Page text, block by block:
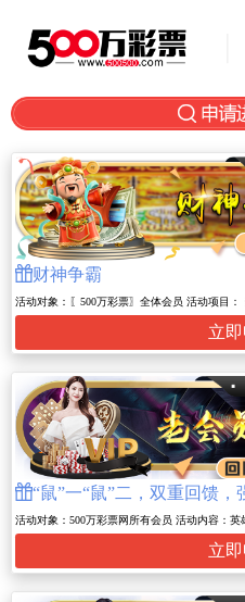
财神争霸
活动对象：〖500万彩票〗全体会员 活动项目
立
“鼠”一“鼠”二，双重回馈，
活动对象：500万彩票网所有会员 活动内容：
立